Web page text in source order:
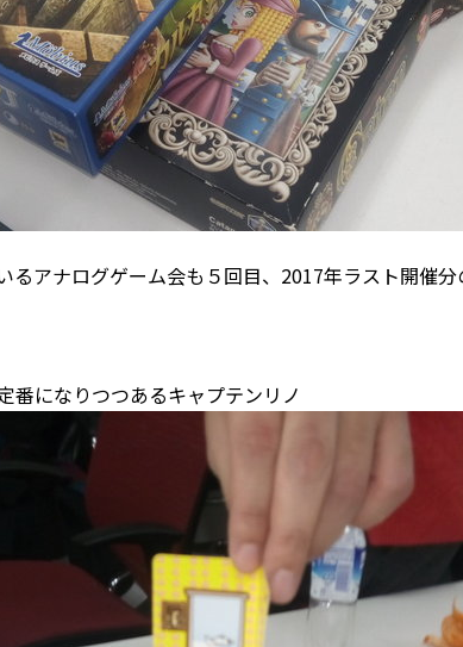
るアナログゲーム会も５回目、2017年ラスト開催分
番になりつつあるキャプテンリノ